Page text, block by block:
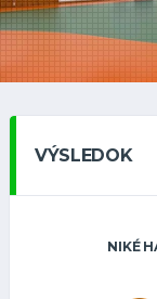
VÝSLEDOK
NIKÉ